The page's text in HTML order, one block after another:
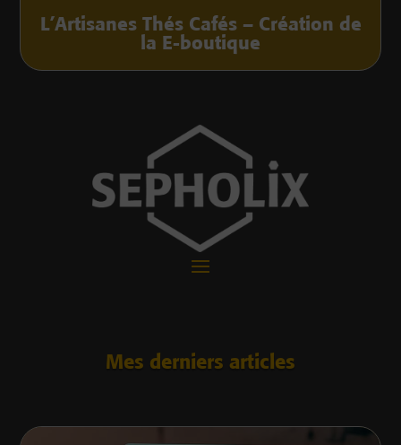
L’Artisanes Thés Cafés – Création de
la E-boutique
Mes derniers articles